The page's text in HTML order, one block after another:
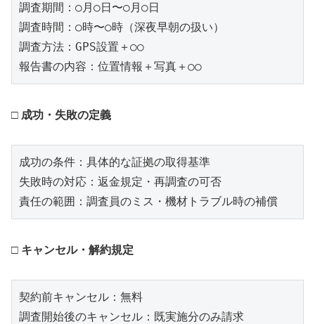
調査期間：○月○日〜○月○日
調査時間：○時〜○時（深夜早朝の扱い）
調査方法：GPS設置＋○○
□ 成功・失敗の定義
成功の条件：具体的な証拠の取得基準
失敗時の対応：返金規定・再調査の可否
□ キャンセル・解約規定
契約前キャンセル：無料
調査開始後のキャンセル：既実施分のみ請求